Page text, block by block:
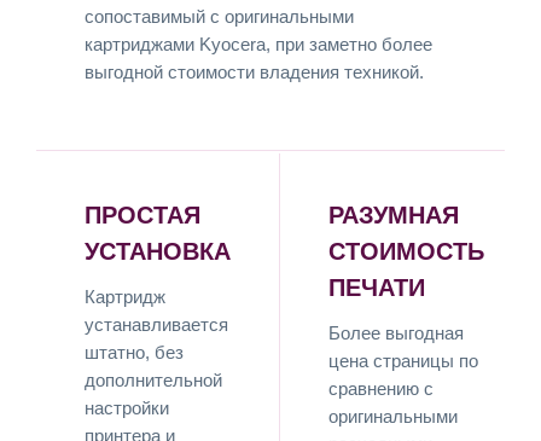
сопоставимый с оригинальными
картриджами Kyocera, при заметно более
выгодной стоимости владения техникой.
ПРОСТАЯ
УСТАНОВКА
Картридж
устанавливается
штатно, без
дополнительной
настройки
принтера и
РАЗУМНАЯ
СТОИМОСТЬ
ПЕЧАТИ
Более выгодная
цена страницы по
сравнению с
оригинальными